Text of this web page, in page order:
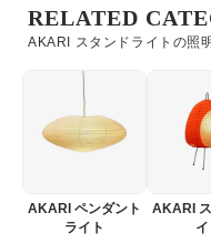
AKARI スタンドライトの照
RELATED
AKARI ペンダント
ライト
AKARI
イ